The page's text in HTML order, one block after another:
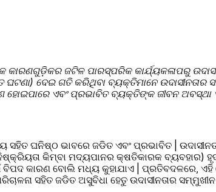
କାରଣଗୁଡ଼ିକର ଜଟିଳ ପାରସ୍ପରିକ କାର୍ଯ୍ୟକଳାପରୁ
ଦେଇ ଗତି କରିଥିବା ବ୍ୟକ୍ତିମାନେ ଉଦାସୀନତାର
ହୋଇପାରେ ଏବଂ ପ୍ରଭାବିତ ବ୍ୟକ୍ତିଙ୍କ ଜୀବନ ଅବସ୍ଥା
ସହିତ ଘନିଷ୍ଠ ଭାବରେ ଜଡିତ ଏବଂ ପ୍ରଭାବିତ |
କିମ୍ବା ମଦ୍ୟପାନର କ୍ଷତିକାରକ ବ୍ୟବହାର) ହୃଦ୍‌ରୋଗ, କର୍କଟ, ମଧୁମେହ
କାରଣ ବୋଲି ମଧ୍ୟ କୁହାଯାଏ | ପ୍ରତିବଦଳରେ,
ସହିତ ଜଡିତ ଅସୁବିଧା ହେତୁ ଉଦାସୀନତାର